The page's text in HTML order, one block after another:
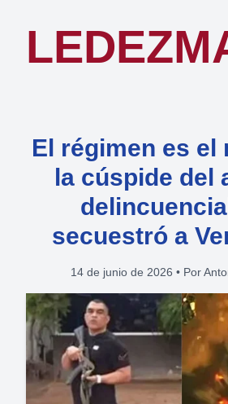
El régimen es el
la cúspide del
secuestró a
14 de junio de 2026 • Por